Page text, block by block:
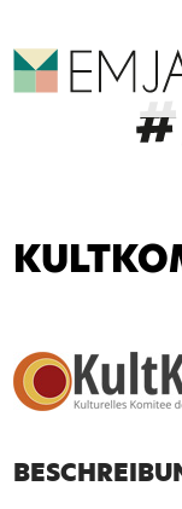
EMJA -